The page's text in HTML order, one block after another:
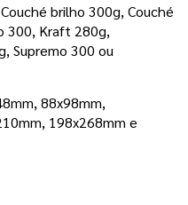
Couché brilho 300g, Couché
300, Kraft 280g,
Supremo 300 ou
88x98mm,
198x268mm e